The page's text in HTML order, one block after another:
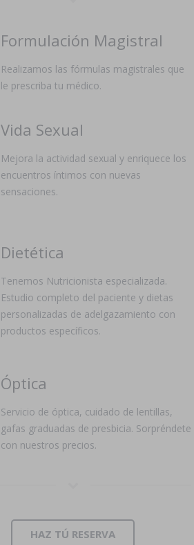
Formulación Magistral
Realizamos las fórmulas magistrales que
le prescriba tu médico.
Vida Sexual
Mejora la actividad sexual y enriquece los
encuentros íntimos con nuevas
sensaciones.
Dietética
Tenemos Nutricionista especializada.
Estudio completo del paciente y dietas
personalizadas de adelgazamiento con
productos específicos.
Óptica
Servicio de óptica, cuidado de lentillas,
gafas graduadas de presbicia. Sorpréndete
con nuestros precios.
HAZ TÚ RESERVA